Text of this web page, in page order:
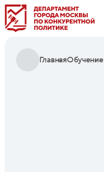
ГлавнаяОбучение